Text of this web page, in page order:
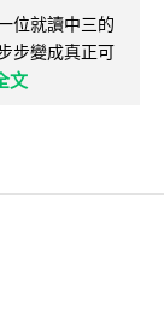
位就讀中三的
步變成真正可
文